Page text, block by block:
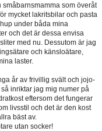
småbarnsmamma som överåt
mycket lakritsbilar och pasta
under båda mina
och det är dessa envisa
med nu. Dessutom är jag
och känsloätare,
laster.
år av frivillig svält och jojo-
inriktar jag mig numer på
eftersom det fungerar
livsstil och det är den kost
bäst av.
utan socker!